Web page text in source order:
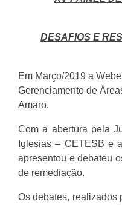
DESAFIOS E
Em Março/2019 a
Gerenciamento de
Amaro.
Com a abertura pela
Iglesias – CETESB e
apresentou e debateu
de remediação.
Os debates, realizados